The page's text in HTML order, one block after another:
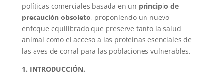
políticas comerciales basada en un principio de
precaución obsoleto, proponiendo un nuevo
enfoque equilibrado que preserve tanto la salud
animal como el acceso a las proteínas esenciales de
las aves de corral para las poblaciones vulnerables.
1. INTRODUCCIÓN.